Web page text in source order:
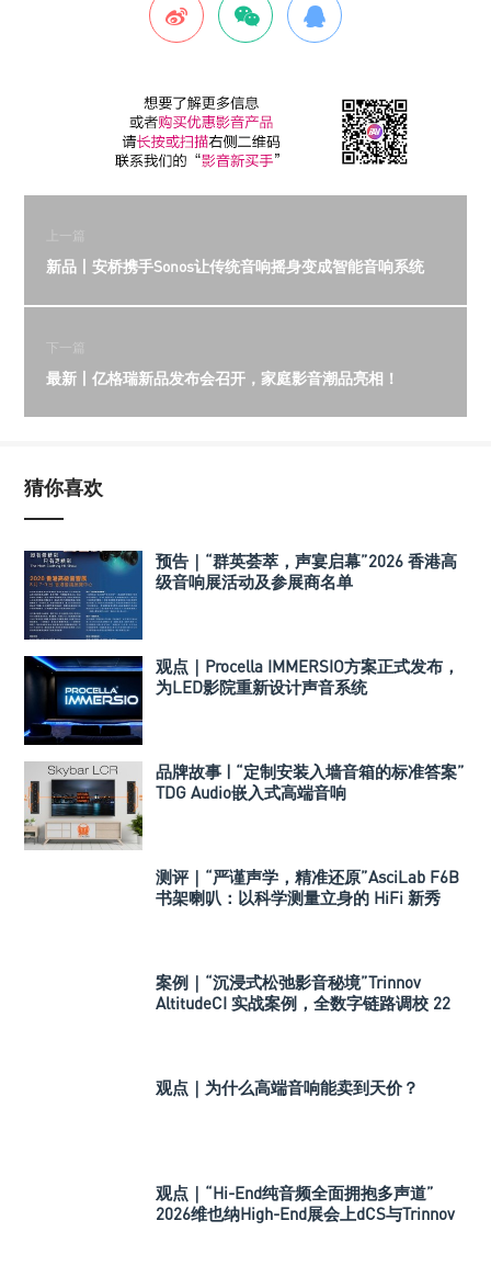
上一篇
新品丨安桥携手Sonos让传统音响摇身变成智能音响系统
下一篇
最新丨亿格瑞新品发布会召开，家庭影音潮品亮相！
猜你喜欢
预告｜“群英荟萃，声宴启幕”2026 香港高
级音响展活动及参展商名单
观点｜Procella IMMERSIO方案正式发布，
为LED影院重新设计声音系统
品牌故事 | “定制安装入墙音箱的标准答案”
TDG Audio嵌入式高端音响
测评｜“严谨声学，精准还原”AsciLab F6B
书架喇叭：以科学测量立身的 HiFi 新秀
案例｜“沉浸式松弛影音秘境”Trinnov
AltitudeCI 实战案例，全数字链路调校 22
观点｜为什么高端音响能卖到天价？
观点｜“Hi-End纯音频全面拥抱多声道”
2026维也纳High-End展会上dCS与Trinnov